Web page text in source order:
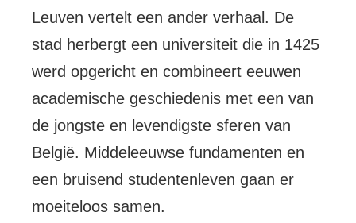
Leuven vertelt een ander verhaal. De
stad herbergt een universiteit die in 1425
werd opgericht en combineert eeuwen
academische geschiedenis met een van
de jongste en levendigste sferen van
België. Middeleeuwse fundamenten en
een bruisend studentenleven gaan er
moeiteloos samen.